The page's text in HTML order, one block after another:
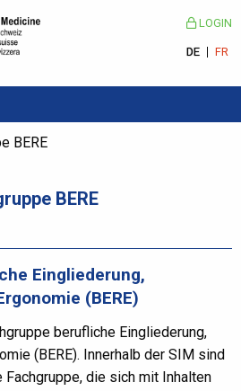
LOGIN
DE FR
BERE
BERE
Eingliederung,
(BERE)
berufliche Eingliederung,
(BERE). Innerhalb der SIM sind
die sich mit Inhalten